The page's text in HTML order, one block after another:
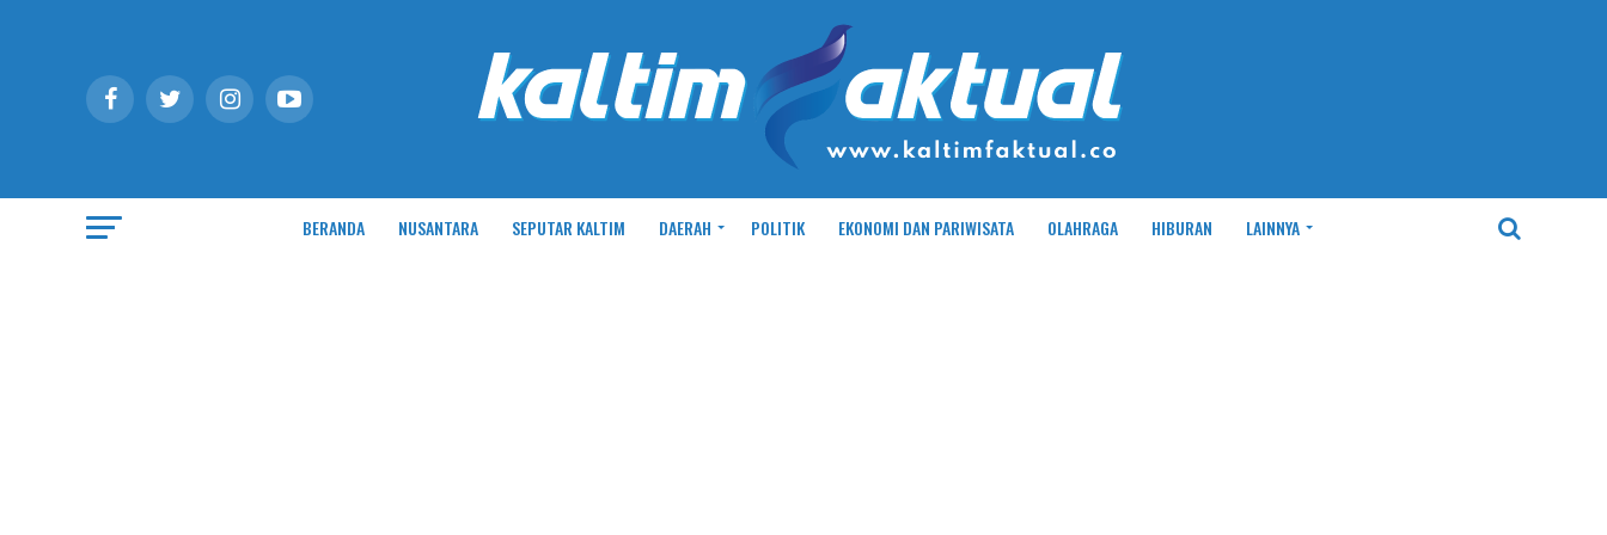
BERANDA NUSANTARA SEPUTAR KALTIM DAERAH POLITIK EKONOMI DAN PARIWISATA OLAHRAGA HIBURAN LAINNYA